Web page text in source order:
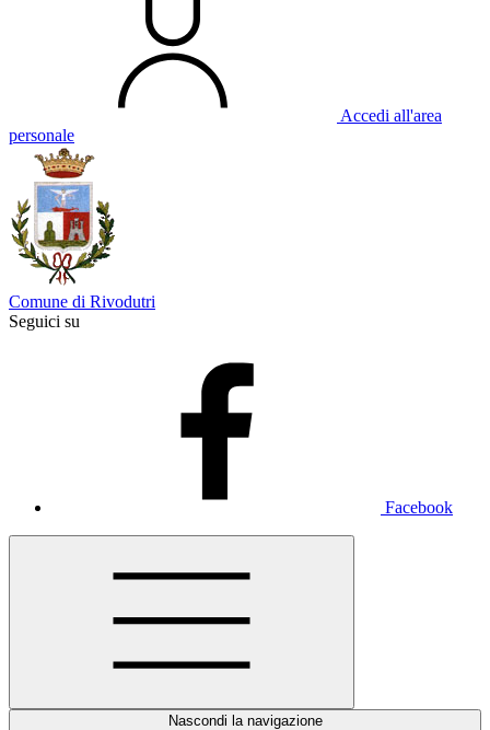
Accedi all'area
personale
Comune di Rivodutri
Seguici su
Facebook
Nascondi la navigazione